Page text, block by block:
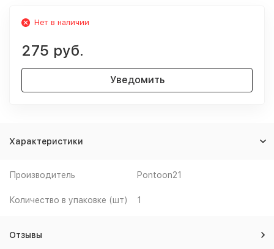
Нет в наличии
275 руб.
Уведомить
Характеристики
Производитель Pontoon21
Количество в упаковке (шт) 1
Отзывы